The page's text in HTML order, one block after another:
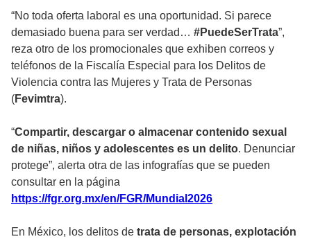
“No toda oferta laboral es una oportunidad. Si parece
demasiado buena para ser verdad… #PuedeSerTrata”,
reza otro de los promocionales que exhiben correos y
teléfonos de la Fiscalía Especial para los Delitos de
Violencia contra las Mujeres y Trata de Personas
(Fevimtra).
“Compartir, descargar o almacenar contenido sexual
de niñas, niños y adolescentes es un delito. Denunciar
protege”, alerta otra de las infografías que se pueden
consultar en la página
https://fgr.org.mx/en/FGR/Mundial2026
En México, los delitos de trata de personas, explotación